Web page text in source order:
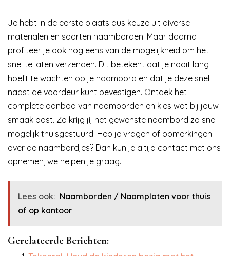
Je hebt in de eerste plaats dus keuze uit diverse
materialen en soorten naamborden. Maar daarna
profiteer je ook nog eens van de mogelijkheid om het
snel te laten verzenden. Dit betekent dat je nooit lang
hoeft te wachten op je naambord en dat je deze snel
naast de voordeur kunt bevestigen. Ontdek het
complete aanbod van naamborden en kies wat bij jouw
smaak past. Zo krijg jij het gewenste naambord zo snel
mogelijk thuisgestuurd. Heb je vragen of opmerkingen
over de naambordjes? Dan kun je altijd contact met ons
opnemen, we helpen je graag.
Lees ook: Naamborden / Naamplaten voor thuis
of op kantoor
Gerelateerde Berichten: